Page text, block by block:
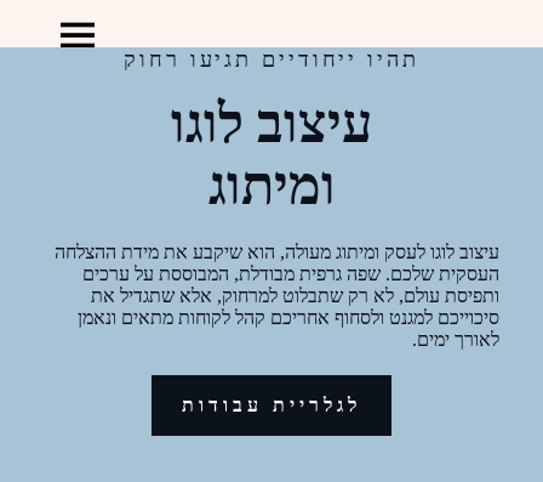
תהיו ייחודיים תגיעו רחוק
עיצוב לוגו
ומיתוג
עיצוב לוגו לעסק ומיתוג מעולה, הוא שיקבע את מידת ההצלחה
העסקית שלכם. שפה גרפית מבודלת, המבוססת על ערכים
ותפיסת עולם, לא רק שתבלוט למרחוק, אלא שתגדיל את
סיכוייכם למגנט ולסחוף אחריכם קהל לקוחות מתאים ונאמן
לאורך ימים.
לגלריית עבודות